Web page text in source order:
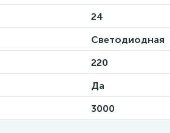
24
Светодиодная
220
Да
3000